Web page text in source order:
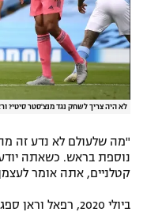
לא היה צריך לשחק נגד מנצ'סטר סיטי?
"מה שלעולם לא נדע זה
נוספת בראש. כשאתה יודע
קטלניים, אתה אומר
ביולי 2020, רפאל